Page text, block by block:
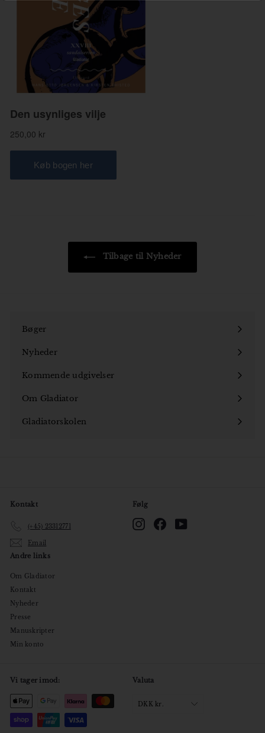
Tilbage til Nyheder
Bøger
Åbn
Nyheder
Kommende udgivelser
Om Gladiator
Åbn
Gladiatorskolen
Åbn
Kontakt
(+45) 23312771
Email
Følg
InstagramFacebook
Andre links
Om Gladiator
Kontakt
Nyheder
Presse
Manuskripter
Min konto
Vi tager imod: Valuta
DKK kr.